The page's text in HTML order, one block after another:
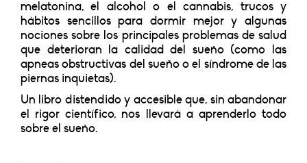
melatonina, el alcohol o el cannabis, trucos y
hábitos sencillos para dormir mejor y algunas
nociones sobre los principales problemas de salud
que deterioran la calidad del sueño (como las
apneas obstructivas del sueño o el síndrome de las
piernas inquietas).
Un libro distendido y accesible que, sin abandonar
el rigor científico, nos llevará a aprenderlo todo
sobre el sueño.